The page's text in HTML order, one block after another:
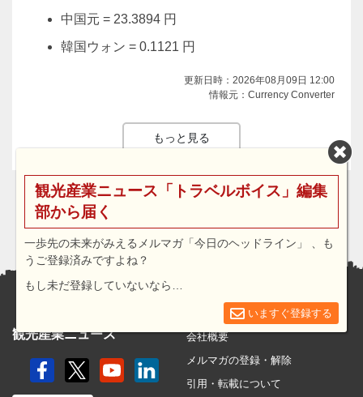
中国元 = 23.3894 円
韓国ウォン = 0.1121 円
更新日時：2026年08月09日 12:00
情報元：Currency Converter
もっと見る
観光産業ニュース
トラベルボイスについて
会社概要
メルマガの登録・解除
引用・転載について
観光産業ニュース「トラベルボイス」編集
部から届く
一歩先の未来がみえるメルマガ「今日のヘッドライン」 、も
うご登録済みですよね？
もし未だ登録していないなら…
いますぐ登録する